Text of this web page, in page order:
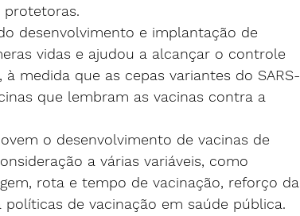
protetoras.
desenvolvimento e implantação de
vidas e ajudou a alcançar o controle
medida que as cepas variantes do SARS-
que lembram as vacinas contra a
o desenvolvimento de vacinas de
a várias variáveis, como
rota e tempo de vacinação, reforço da
de vacinação em saúde pública.